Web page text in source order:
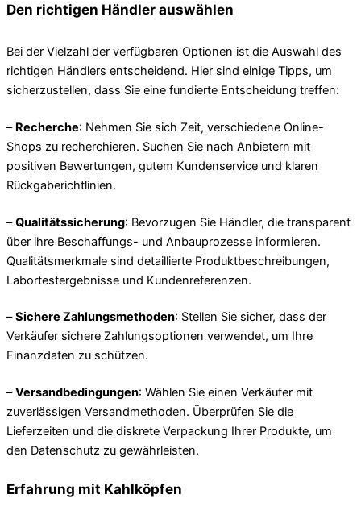
Den richtigen Händler auswählen
Bei der Vielzahl der verfügbaren Optionen ist die Auswahl des
richtigen Händlers entscheidend. Hier sind einige Tipps, um
sicherzustellen, dass Sie eine fundierte Entscheidung treffen:
– Recherche: Nehmen Sie sich Zeit, verschiedene Online-
Shops zu recherchieren. Suchen Sie nach Anbietern mit
positiven Bewertungen, gutem Kundenservice und klaren
Rückgaberichtlinien.
–Qualitätssicherung: Bevorzugen Sie Händler, die transparent
über ihre Beschaffungs- und Anbauprozesse informieren.
Qualitätsmerkmale sind detaillierte Produktbeschreibungen,
Labortestergebnisse und Kundenreferenzen.
–Sichere Zahlungsmethoden: Stellen Sie sicher, dass der
Verkäufer sichere Zahlungsoptionen verwendet, um Ihre
Finanzdaten zu schützen.
–Versandbedingungen: Wählen Sie einen Verkäufer mit
zuverlässigen Versandmethoden. Überprüfen Sie die
Lieferzeiten und die diskrete Verpackung Ihrer Produkte, um
den Datenschutz zu gewährleisten.
Erfahrung mit Kahlköpfen